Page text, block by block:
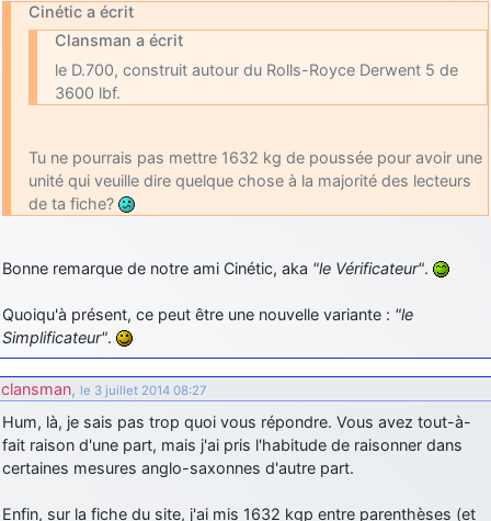
Cinétic a écrit
Clansman a écrit
le D.700, construit autour du Rolls-Royce Derwent 5 de
3600 lbf.
Tu ne pourrais pas mettre 1632 kg de poussée pour avoir une
unité qui veuille dire quelque chose à la majorité des lecteurs
de ta fiche?
Bonne remarque de notre ami Cinétic, aka "le Vérificateur".
Quoiqu'à présent, ce peut être une nouvelle variante : "le
Simplificateur".
clansman, le 3 juillet 2014 08:27
Hum, là, je sais pas trop quoi vous répondre. Vous avez tout-à-
fait raison d'une part, mais j'ai pris l'habitude de raisonner dans
certaines mesures anglo-saxonnes d'autre part.
Enfin, sur la fiche du site, j'ai mis 1632 kgp entre parenthèses (et